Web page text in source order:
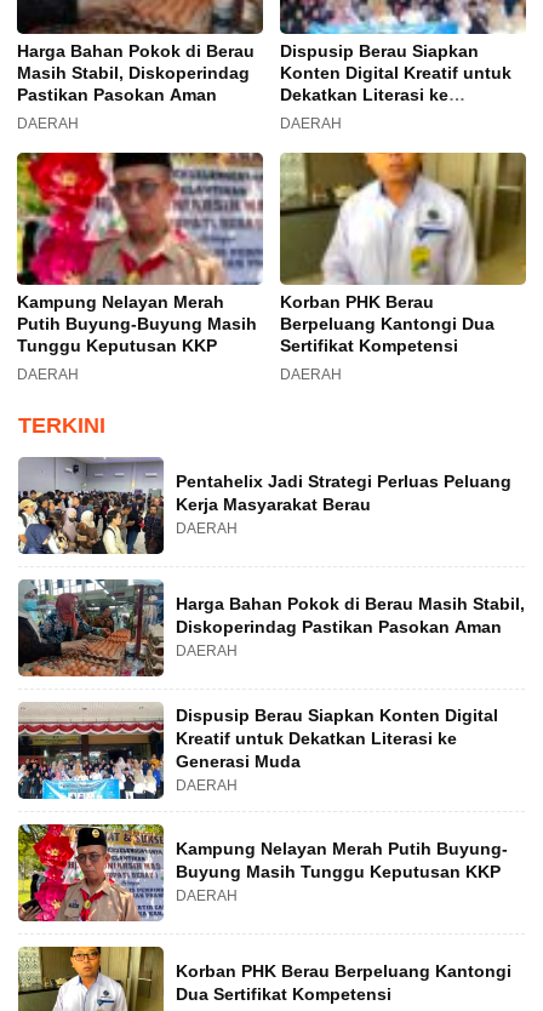
Harga Bahan Pokok di Berau
Masih Stabil, Diskoperindag
Pastikan Pasokan Aman
DAERAH
Dispusip Berau Siapkan
Konten Digital Kreatif untuk
Dekatkan Literasi ke
Generasi Muda
DAERAH
Kampung Nelayan Merah
Putih Buyung-Buyung Masih
Tunggu Keputusan KKP
DAERAH
Korban PHK Berau
Berpeluang Kantongi Dua
Sertifikat Kompetensi
DAERAH
TERKINI
Pentahelix Jadi Strategi Perluas Peluang
Kerja Masyarakat Berau
DAERAH
Harga Bahan Pokok di Berau Masih Stabil,
Diskoperindag Pastikan Pasokan Aman
DAERAH
Dispusip Berau Siapkan Konten Digital
Kreatif untuk Dekatkan Literasi ke
Generasi Muda
DAERAH
Kampung Nelayan Merah Putih Buyung-
Buyung Masih Tunggu Keputusan KKP
DAERAH
Korban PHK Berau Berpeluang Kantongi
Dua Sertifikat Kompetensi